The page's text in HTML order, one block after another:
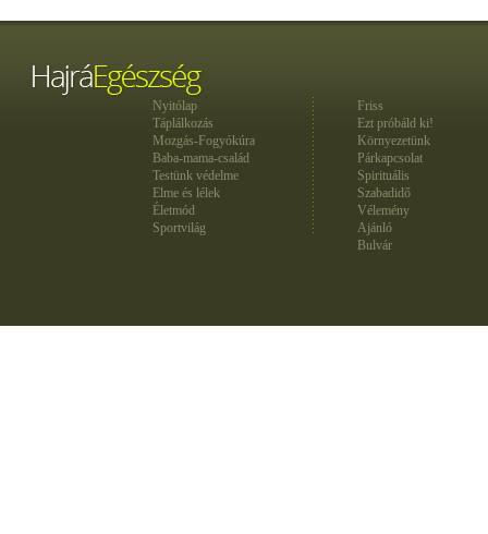
Nyitólap
Táplálkozás
Mozgás-Fogyókúra
Baba-mama-család
Testünk védelme
Elme és lélek
Életmód
Sportvilág
Friss
Ezt próbáld ki!
Környezetünk
Párkapcsolat
Spirituális
Szabadidő
Vélemény
Ajánló
Bulvár